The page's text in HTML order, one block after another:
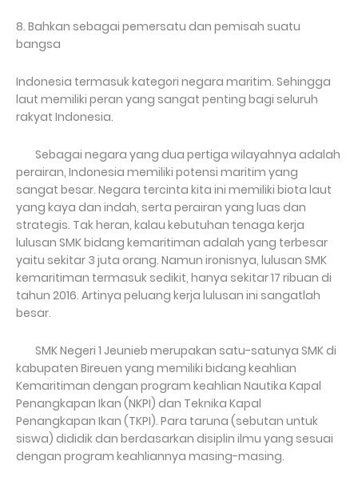
8. Bahkan sebagai pemersatu dan pemisah suatu
bangsa
Indonesia termasuk kategori negara maritim. Sehingga
laut memiliki peran yang sangat penting bagi seluruh
rakyat Indonesia.
Sebagai negara yang dua pertiga wilayahnya adalah
perairan, Indonesia memiliki potensi maritim yang
sangat besar. Negara tercinta kita ini memiliki biota laut
yang kaya dan indah, serta perairan yang luas dan
strategis. Tak heran, kalau kebutuhan tenaga kerja
lulusan SMK bidang kemaritiman adalah yang terbesar
yaitu sekitar 3 juta orang. Namun ironisnya, lulusan SMK
kemaritiman termasuk sedikit, hanya sekitar 17 ribuan di
tahun 2016. Artinya peluang kerja lulusan ini sangatlah
besar.
SMK Negeri 1 Jeunieb merupakan satu-satunya SMK di
kabupaten Bireuen yang memiliki bidang keahlian
Kemaritiman dengan program keahlian Nautika Kapal
Penangkapan Ikan (NKPI) dan Teknika Kapal
Penangkapan Ikan (TKPI). Para taruna (sebutan untuk
siswa) dididik dan berdasarkan disiplin ilmu yang sesuai
dengan program keahliannya masing-masing.